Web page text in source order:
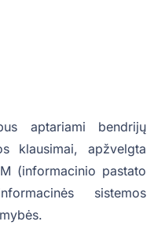
aptariami bendrijų
klausimai, apžvelgta
(informacinio pastato
sistemos